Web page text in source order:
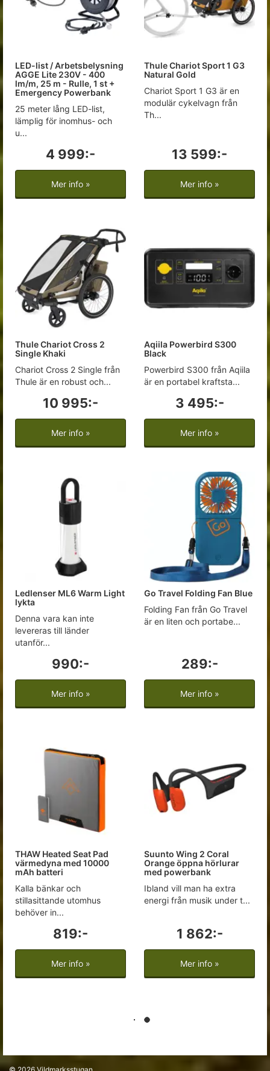
LED-list / Arbetsbelysning
AGGE Lite 230V - 400
lm/m, 25 m - Rulle, 1 st +
Emergency Powerbank
25 meter lång LED-list,
lämplig för inomhus- och
u...
4 999:-
Mer info »
Thule Chariot Sport 1 G3
Natural Gold
Chariot Sport 1 G3 är en
modulär cykelvagn från
Th...
13 599:-
Mer info »
Thule Chariot Cross 2
Single Khaki
Chariot Cross 2 Single från
Thule är en robust och...
10 995:-
Mer info »
Aqiila Powerbird S300
Black
Powerbird S300 från Aqiila
är en portabel kraftsta...
3 495:-
Mer info »
Ledlenser ML6 Warm Light
lykta
Denna vara kan inte
levereras till länder
utanför...
990:-
Mer info »
Go Travel Folding Fan Blue
Folding Fan från Go Travel
är en liten och portabe...
289:-
Mer info »
THAW Heated Seat Pad
värmedyna med 10000
mAh batteri
Kalla bänkar och
stillasittande utomhus
behöver in...
819:-
Mer info »
Suunto Wing 2 Coral
Orange öppna hörlurar
med powerbank
Ibland vill man ha extra
energi från musik under t...
1 862:-
Mer info »